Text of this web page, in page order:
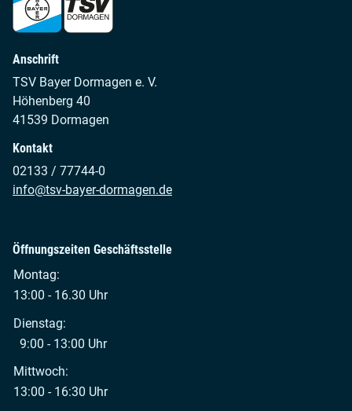
Anschrift
TSV Bayer Dormagen e. V.
Höhenberg 40
41539 Dormagen
Kontakt
02133 / 77744-0
info@tsv-bayer-dormagen.de
Öffnungszeiten Geschäftsstelle
Montag:
13:00 - 16.30 Uhr
Dienstag:
9:00 - 13:00 Uhr
Mittwoch:
13:00 - 16:30 Uhr